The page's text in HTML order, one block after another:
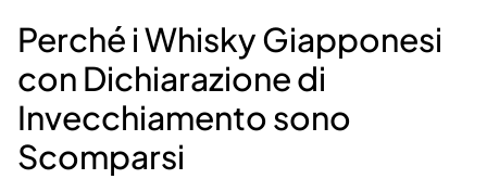
Perché i Whisky Giapponesi
con Dichiarazione di
Invecchiamento sono
Scomparsi